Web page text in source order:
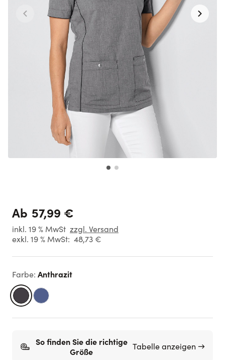
Ab 57,99 €
inkl. 19 % MwSt zzgl. Versand
exkl. 19 % MwSt: 48,73 €
Farbe: Anthrazit
So finden Sie die richtige
Größe
Tabelle anzeigen →